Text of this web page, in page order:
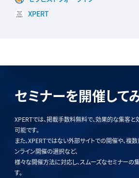
XPERT
セミナーを開催して
XPERTでは、掲載手数料無料で、効果的な集客
可能です。
また、XPERTではない外部サイトでの開催や、複
ンライン開催の選択など、
様々な開催方法に対応し、スムーズなセミナーの
す。